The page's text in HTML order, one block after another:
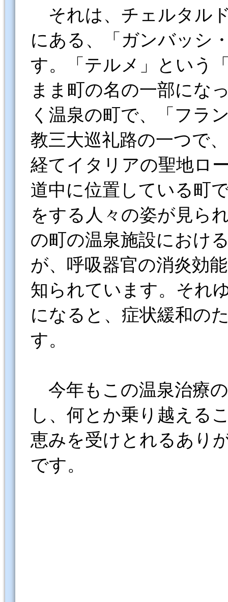
それは、チェルタル
にある、「ガンバッシ
す。「テルメ」という
まま町の名の一部にな
く温泉の町で、「フラ
教三大巡礼路の一つで
経てイタリアの聖地ロ
道中に位置している町
をする人々の姿が見ら
の町の温泉施設におけ
が、呼吸器官の消炎効
知られています。それ
になると、症状緩和の
す。
今年もこの温泉治療
し、何とか乗り越える
恵みを受けとれるあり
です。